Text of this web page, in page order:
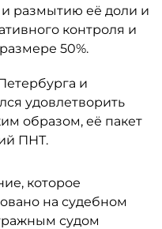
и размытию её доли и
контроля и
50%.
и
удовлетворить
образом, её пакет
ПНТ.
которое
на судебном
судом